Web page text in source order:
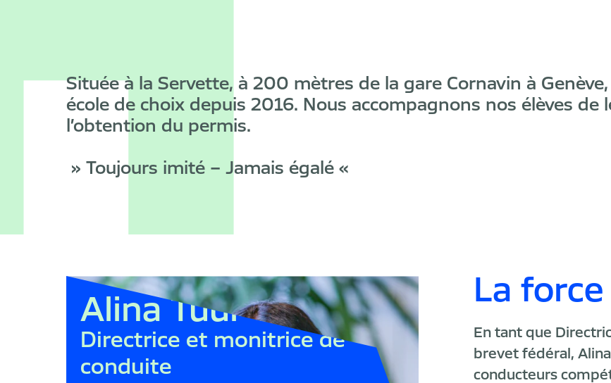
Située à la Servette, à 200 mètres de la gare Cornavin à
école de choix depuis 2016. Nous accompagnons nos élèves de
l’obtention du permis.
» Toujours imité – Jamais égalé «
Alina Tuul
Directrice et monitrice de
conduite
La
En tant que
brevet fédéral,
conducteurs